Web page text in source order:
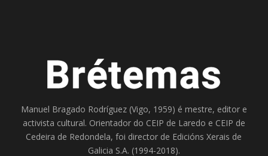
Manuel Bragado Rodríguez (Vigo, 1959) é mestre, editor e
activista cultural. Orientador do CEIP de Laredo e CEIP de
Cedeira de Redondela, foi director de Edicións Xerais de
Galicia S.A. (1994-2018).